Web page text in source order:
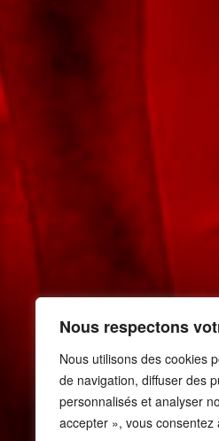
Nous respectons
Nous utilisons des cookies
de navigation, diffuser des
personnalisés et analyser
accepter », vous
FCR
seçin!